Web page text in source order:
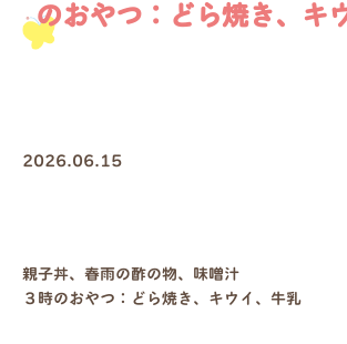
のおやつ：どら焼き、キ
2026.06.15
親子丼、春雨の酢の物、味噌汁
３時のおやつ：どら焼き、キウイ、牛乳